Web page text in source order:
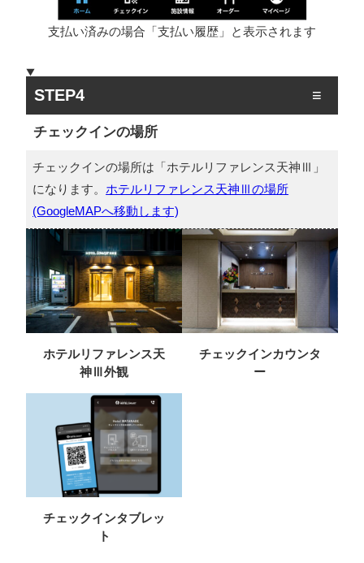
支払い済みの場合「支払い履歴」と表示されます
STEP4
チェックインの場所
チェックインの場所は「ホテルリファレンス天神Ⅲ」
になります。 ホテルリファレンス天神Ⅲの場所
(GoogleMAPへ移動します)
ホテルリファレンス天
神Ⅲ外観
チェックインカウンタ
ー
チェックインタブレッ
ト